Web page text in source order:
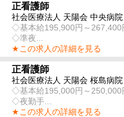
正看護師
社会医療法人 天陽会 中央病
◇基本給195,900円～267,400
◇準夜...
★この求人の詳細を見る
正看護師
社会医療法人 天陽会 桜島病
◇基本給195,000円～250,000
◇夜勤手...
★この求人の詳細を見る